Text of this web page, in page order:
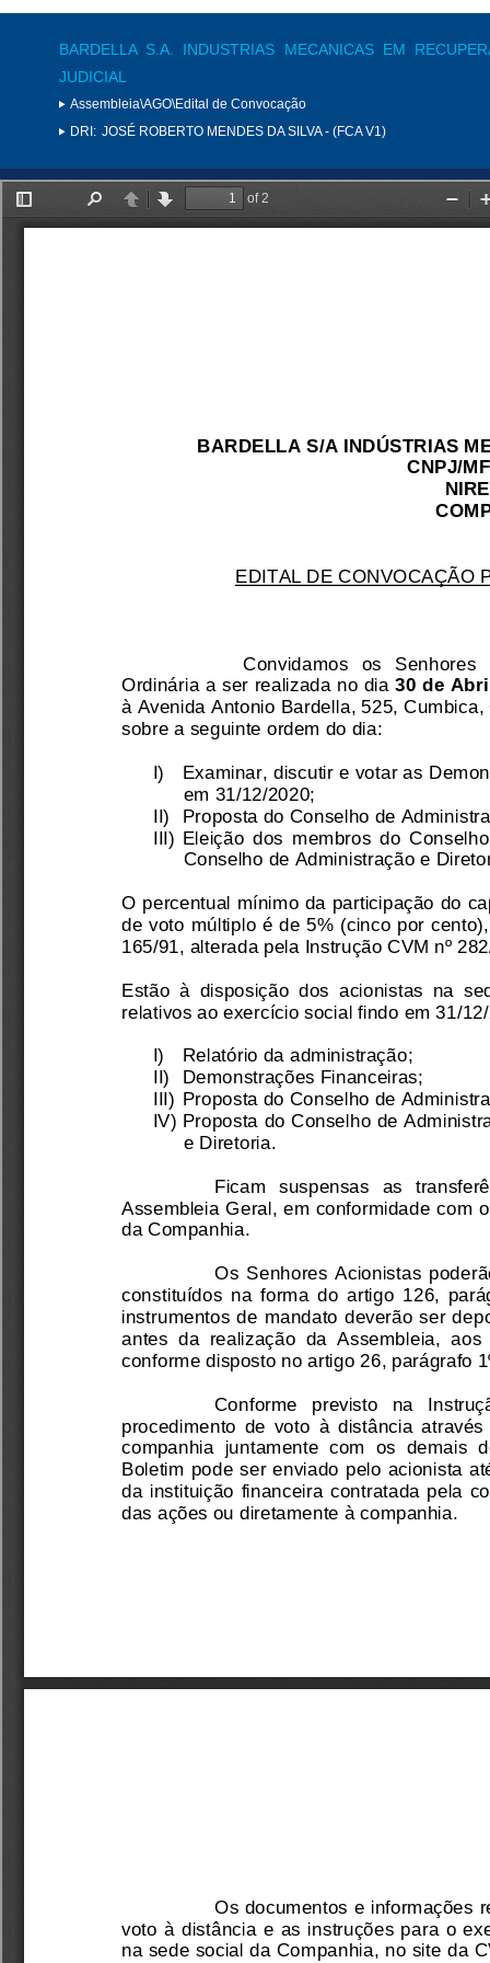
BARDELLA S.A. INDUSTRIAS MECANICAS EM
JUDICIAL
Assembleia\AGO\Edital de Convocação
DRI: JOSÉ ROBERTO MENDES DA SILVA - (FCA V1)